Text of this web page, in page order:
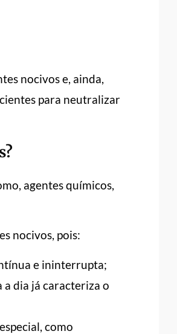
nocivos e, ainda,
para neutralizar
agentes químicos,
nocivos, pois:
e ininterrupta;
a dia já caracteriza o
como